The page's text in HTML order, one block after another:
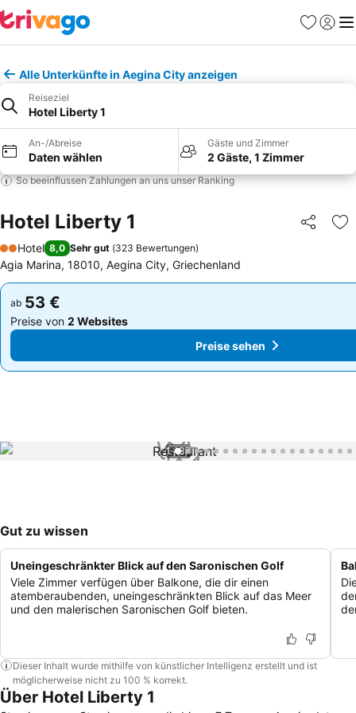
Favoriten
Alle Unterkünfte in Aegina City anzeigen
Reiseziel
Hotel Liberty 1
An-/Abreise
Daten wählen
Gäste und Zimmer
2 Gäste, 1 Zimmer
So beeinflussen Zahlungen an uns unser Ranking
Hotel Liberty 1 Teilen
2 Sterne
Hotel 8,0 Sehr gut (323 Bewertungen)
Agia Marina, 18010, Aegina City, Griechenland
ab 53 €
Preise von 2 Websites
Preise sehen
ab 53 €
Preise von 2 Websites
Preise sehen
1 / 37
Gut zu wissen
Uneingeschränkter Blick auf den Saronischen Golf
Viele Zimmer verfügen über Balkone, die dir einen
atemberaubenden, uneingeschränkten Blick auf das Meer
und den malerischen Saronischen Golf bieten.
Dieser Inhalt wurde mithilfe von künstlicher Intelligenz erstellt und ist
möglicherweise nicht zu 100 % korrekt.
Über Hotel Liberty 1